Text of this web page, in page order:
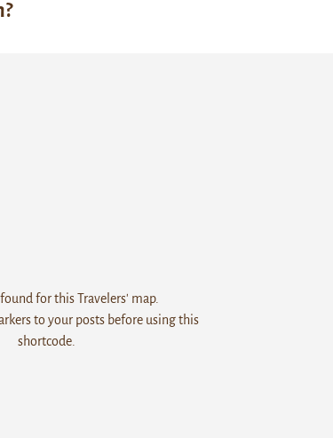
for this Travelers' map.
to your posts before using this
shortcode.